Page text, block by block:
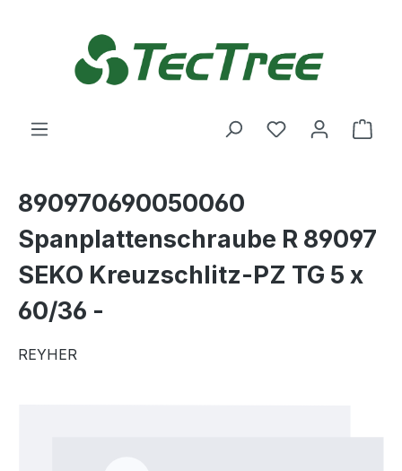
Du hast 0
890970690050060
Spanplattenschraube R 89097
SEKO Kreuzschlitz-PZ TG 5 x
60/36 -
REYHER